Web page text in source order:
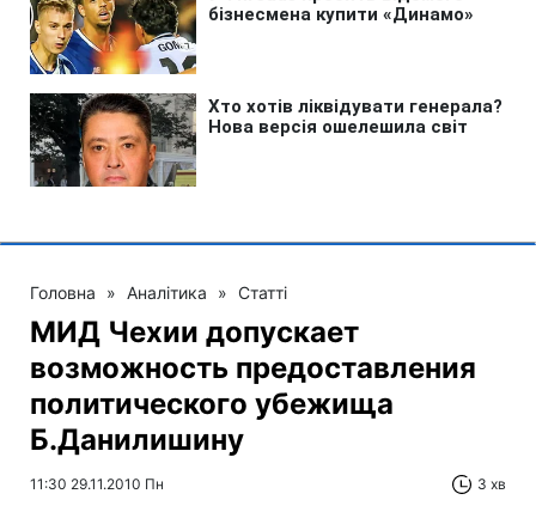
Головна » Аналітика » Статті
МИД Чехии допускает
возможность предоставления
политического убежища
Б.Данилишину
11:30 29.11.2010 Пн 3 хв